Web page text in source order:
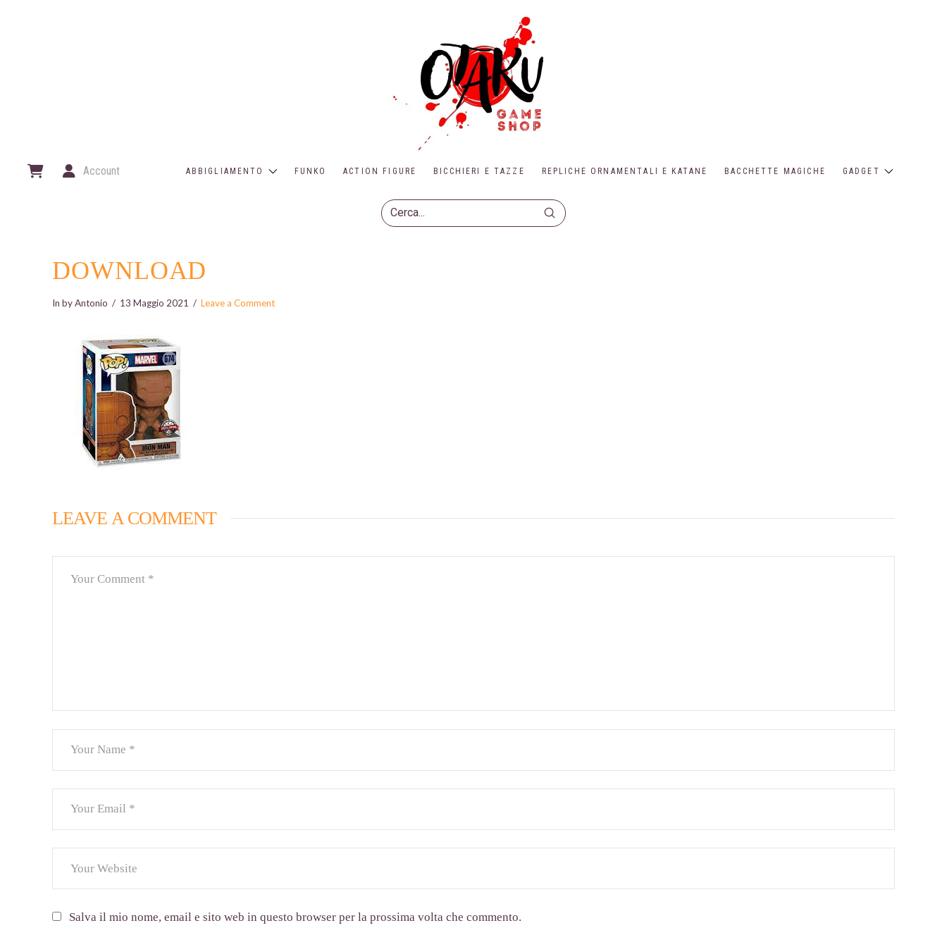
Account ABBIGLIAMENTO FUNKO ACTION FIGURE BICCHIERI E TAZZE REPLICHE ORNAMENTALI E KATANE BACCHETTE MAGICHE GADGET
Search
Submit
DOWNLOAD
In by Antonio 13 Maggio 2021 Leave a Comment
LEAVE A COMMENT
Salva il mio nome, email e sito web in questo browser per la prossima volta che commento.